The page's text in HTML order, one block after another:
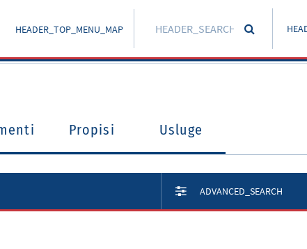
HEADER_TOP_MENU_MAP
Propisi Usluge
ADVANCED_SEARCH